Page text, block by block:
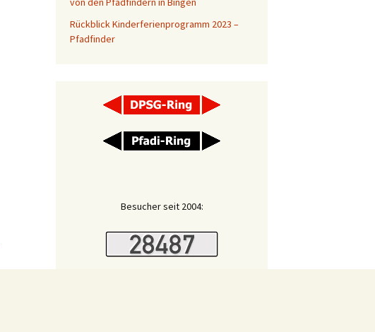
Rover
Rückblick Kinderferienprogramm 2023 –
Pfadfinder
Besucher seit 2004: